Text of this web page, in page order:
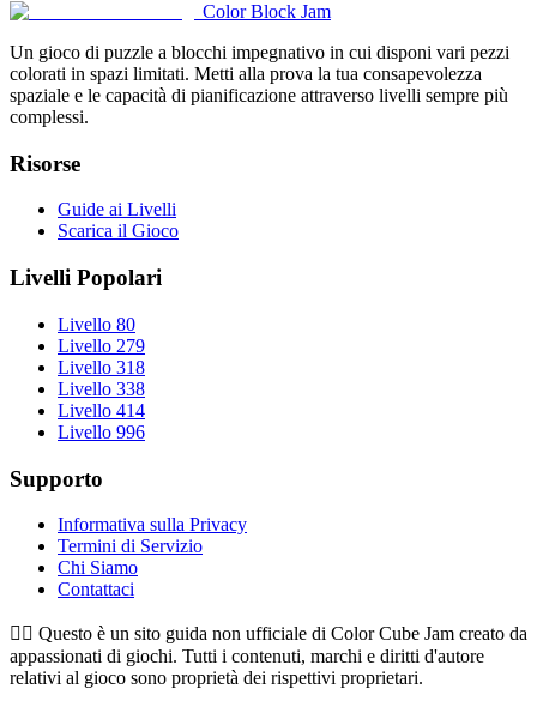
Color Block Jam
Un gioco di puzzle a blocchi impegnativo in cui disponi vari pezzi
colorati in spazi limitati. Metti alla prova la tua consapevolezza
spaziale e le capacità di pianificazione attraverso livelli sempre più
complessi.
Risorse
Guide ai Livelli
Scarica il Gioco
Livelli Popolari
Livello 80
Livello 279
Livello 318
Livello 338
Livello 414
Livello 996
Supporto
Informativa sulla Privacy
Termini di Servizio
Chi Siamo
Contattaci
👉🏻 Questo è un sito guida non ufficiale di Color Cube Jam creato da
appassionati di giochi. Tutti i contenuti, marchi e diritti d'autore
relativi al gioco sono proprietà dei rispettivi proprietari.